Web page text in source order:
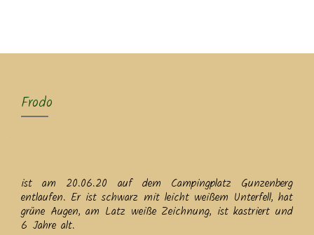
Frodo
ist am 20.06.20 auf dem Campingplatz Gunzenberg
entlaufen. Er ist schwarz mit leicht weißem Unterfell, hat
grüne Augen, am Latz weiße Zeichnung, ist kastriert und
6 Jahre alt.